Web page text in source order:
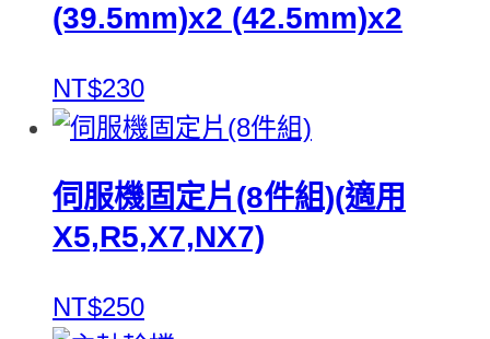
(39.5mm)x2 (42.5mm)x2
NT$230
伺服機固定片(8件組)(適用
X5,R5,X7,NX7)
NT$250